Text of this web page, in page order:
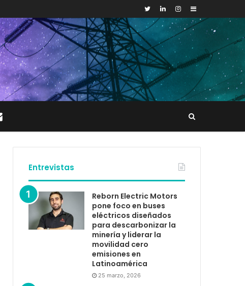
Sidebar
Entrevistas
Reborn Electric Motors
pone foco en buses
eléctricos diseñados
para descarbonizar la
minería y liderar la
movilidad cero
emisiones en
Latinoamérica
25 marzo, 2026